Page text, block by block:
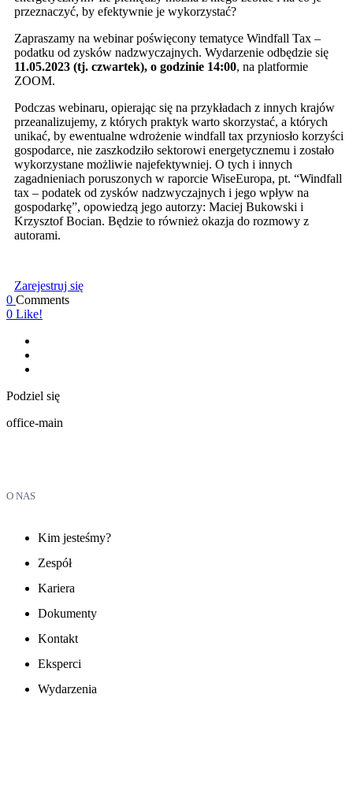
przeznaczyć, by efektywnie je wykorzystać?
Zapraszamy na webinar poświęcony tematyce Windfall Tax –
podatku od zysków nadzwyczajnych. Wydarzenie odbędzie się
11.05.2023 (tj. czwartek), o godzinie 14:00, na platformie
ZOOM.
Podczas webinaru, opierając się na przykładach z innych krajów
przeanalizujemy, z których praktyk warto skorzystać, a których
unikać, by ewentualne wdrożenie windfall tax przyniosło korzyści
gospodarce, nie zaszkodziło sektorowi energetycznemu i zostało
wykorzystane możliwie najefektywniej. O tych i innych
zagadnieniach poruszonych w raporcie WiseEuropa, pt. “Windfall
tax – podatek od zysków nadzwyczajnych i jego wpływ na
gospodarkę”, opowiedzą jego autorzy: Maciej Bukowski i
Krzysztof Bocian. Będzie to również okazja do rozmowy z
autorami.
Zarejestruj się
0 Comments
0 Like!
Podziel się
office-main
O NAS
Kim jesteśmy?
Zespół
Kariera
Dokumenty
Kontakt
Eksperci
Wydarzenia